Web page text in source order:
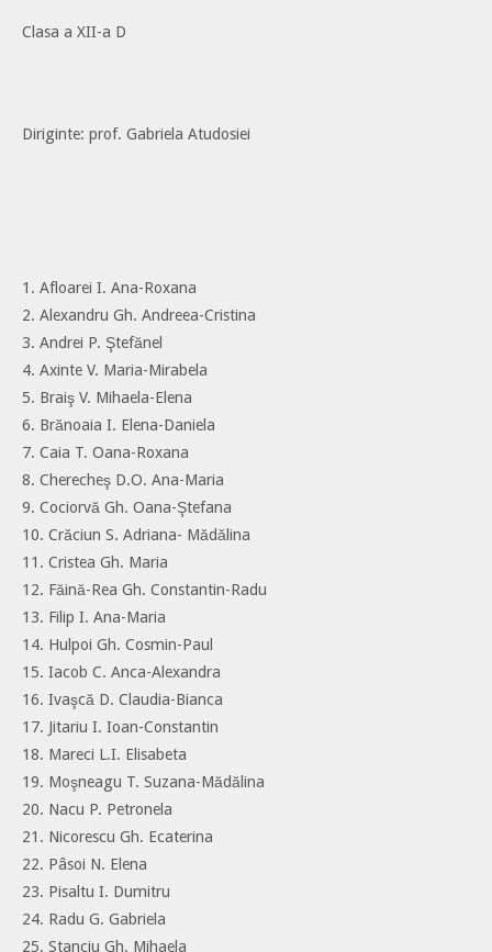
Clasa a XII-a D
Diriginte: prof. Gabriela Atudosiei
1. Afloarei I. Ana-Roxana
2. Alexandru Gh. Andreea-Cristina
3. Andrei P. Ştefănel
4. Axinte V. Maria-Mirabela
5. Braiş V. Mihaela-Elena
6. Brănoaia I. Elena-Daniela
7. Caia T. Oana-Roxana
8. Cherecheş D.O. Ana-Maria
9. Cociorvă Gh. Oana-Ştefana
10. Crăciun S. Adriana- Mădălina
11. Cristea Gh. Maria
12. Făină-Rea Gh. Constantin-Radu
13. Filip I. Ana-Maria
14. Hulpoi Gh. Cosmin-Paul
15. Iacob C. Anca-Alexandra
16. Ivaşcă D. Claudia-Bianca
17. Jitariu I. Ioan-Constantin
18. Mareci L.I. Elisabeta
19. Moşneagu T. Suzana-Mădălina
20. Nacu P. Petronela
21. Nicorescu Gh. Ecaterina
22. Pâsoi N. Elena
23. Pisaltu I. Dumitru
24. Radu G. Gabriela
25. Stanciu Gh. Mihaela